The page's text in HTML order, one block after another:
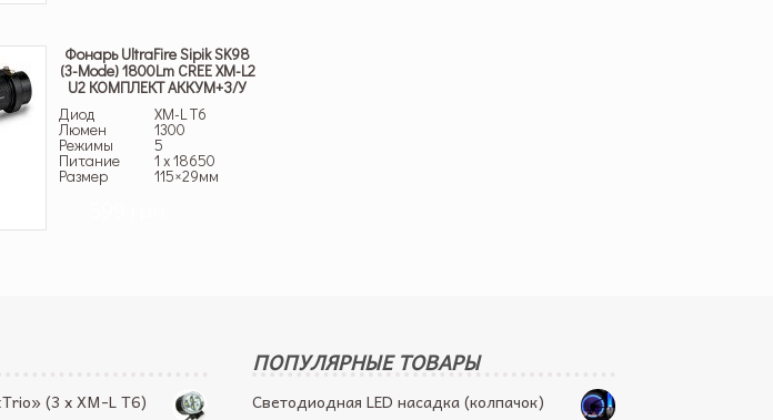
Фонарь UltraFire Sipik SK98
(3-Mode) 1800Lm CREE XM-L2
U2 КОМПЛЕКТ АККУМ+З/У
Диод
XM-L T6
Люмен 1300
Режимы 5
Питание 1 x 18650
Размер 115×29мм
(3 x XM-L T6)
ПОПУЛЯРНЫЕ ТОВАРЫ
Светодиодная LED насадка (колпачок)